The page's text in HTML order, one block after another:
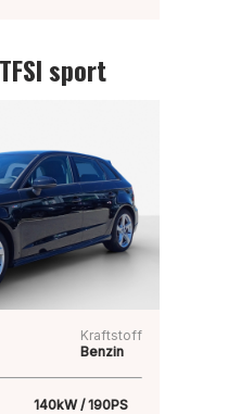
sport
Kraftstoff
Benzin
140kW / 190PS